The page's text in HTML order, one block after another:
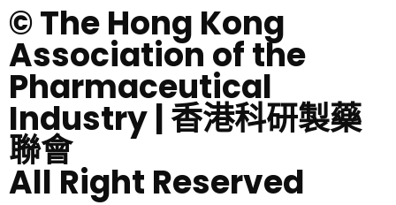
© The Hong Kong
Association of the
Pharmaceutical
Industry | 香港科研製藥
聯會
All Right Reserved